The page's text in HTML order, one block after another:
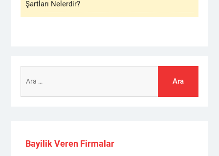
Şartları Nelerdir?
Bayilik Veren Firmalar